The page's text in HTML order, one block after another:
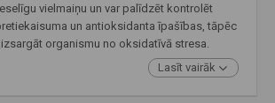
vielmaiņu un var palīdzēt kontrolēt
un antioksidanta īpašības, tāpēc
organismu no oksidatīvā stresa.
Lasīt vairāk